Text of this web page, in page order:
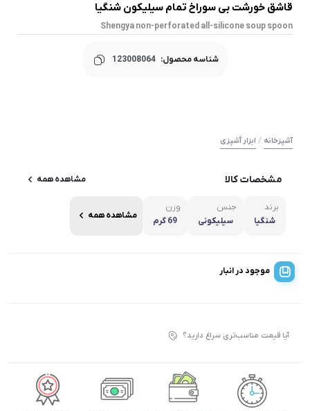
قاشق خورشت بی سوراخ تمام سیلیکون شنگیا
Shengya non-perforated all-silicone soup spoon
شناسه محصول: 123008064
آشپزخانه / ابزار آَشپزی
مشخصات کالا مشاهده همه
برند
شنگیا
جنس
سیلیکونی
وزن
69 گرم
مشاهده همه
موجود در انبار
آیا قیمت مناسب‌تری سراغ دارید؟